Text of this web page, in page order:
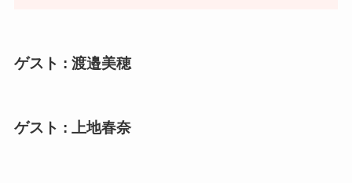
ゲスト : 渡邉美穂
ゲスト : 上地春奈